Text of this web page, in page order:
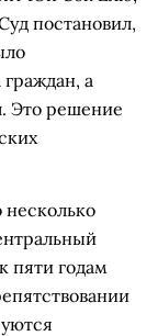
постановил,
а
Это решение
пяти годам